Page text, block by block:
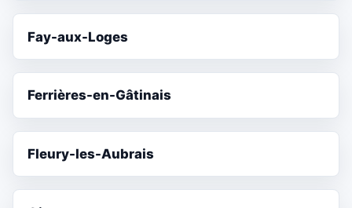
Fay-aux-Loges
Ferrières-en-Gâtinais
Fleury-les-Aubrais